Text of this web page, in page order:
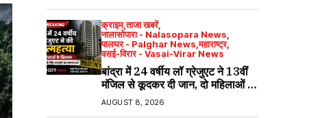
क्राइम ताजा खबरें
नालासोपारा - Nalasopara News
पालघर - Palghar News महाराष्ट्र
वसई-विरार - Vasai-Virar News
बांद्रा में 24 वर्षीय लॉ ग्रेजुएट ने 13वीं
मंजिल से कूदकर दी जान, दो महिलाओं के
खिलाफ आत्महत्या के लिए उकसाने का
मामला दर्ज
AUGUST 8, 2026